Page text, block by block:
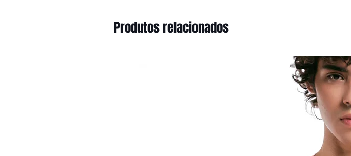
Produtos relacionados